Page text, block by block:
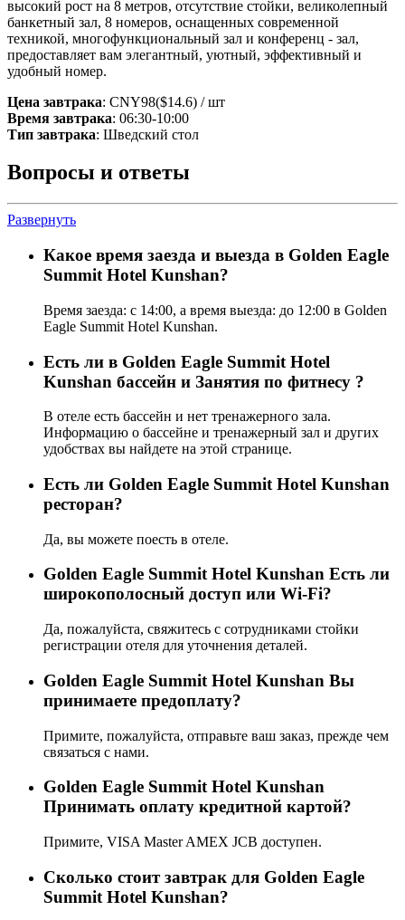
высокий рост на 8 метров, отсутствие стойки, великолепный
банкетный зал, 8 номеров, оснащенных современной
техникой, многофункциональный зал и конференц - зал,
предоставляет вам элегантный, уютный, эффективный и
удобный номер.
Цена завтрака: CNY98($14.6) / шт
Время завтрака: 06:30-10:00
Тип завтрака: Шведский стол
Вопросы и ответы
Развернуть
Какое время заезда и выезда в Golden Eagle
Summit Hotel Kunshan?
Время заезда: с 14:00, а время выезда: до 12:00 в Golden
Eagle Summit Hotel Kunshan.
Есть ли в Golden Eagle Summit Hotel
Kunshan бассейн и Занятия по фитнесу ?
В отеле есть бассейн и нет тренажерного зала.
Информацию о бассейне и тренажерный зал и других
удобствах вы найдете на этой странице.
Eсть ли Golden Eagle Summit Hotel Kunshan
ресторан?
Да, вы можете поесть в отеле.
Golden Eagle Summit Hotel Kunshan Есть ли
широкополосный доступ или Wi-Fi?
Да, пожалуйста, свяжитесь с сотрудниками стойки
регистрации отеля для уточнения деталей.
Golden Eagle Summit Hotel Kunshan Вы
принимаете предоплату?
Примите, пожалуйста, отправьте ваш заказ, прежде чем
связаться с нами.
Golden Eagle Summit Hotel Kunshan
Принимать оплату кредитной картой?
Примите, VISA Master AMEX JCB доступен.
Сколько стоит завтрак для Golden Eagle
Summit Hotel Kunshan?